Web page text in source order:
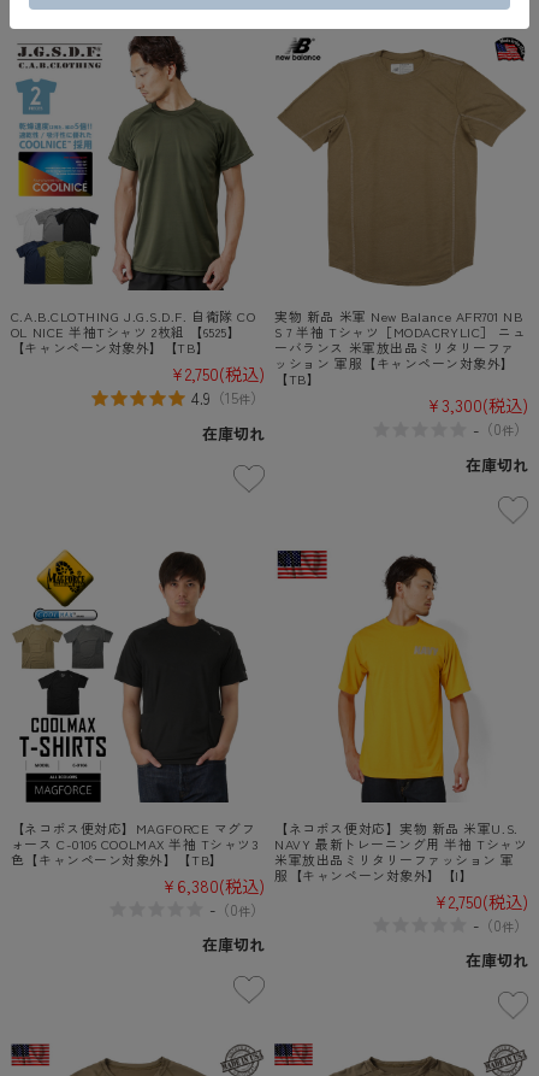
C.A.B.CLOTHING J.G.S.D.F. 自衛隊 CO
OL NICE 半袖Tシャツ 2枚組 【6525】
【キャンペーン対象外】【TB】
¥2,750(税込)
4.9 （15件）
在庫切れ
実物 新品 米軍 New Balance AFR701 NB
S 7 半袖 Tシャツ［MODACRYLIC］ ニュ
ーバランス 米軍放出品ミリタリーファ
ッション 軍服【キャンペーン対象外】
【TB】
¥3,300(税込)
- （0件）
在庫切れ
【ネコポス便対応】MAGFORCE マグフ
ォース C-0106 COOLMAX 半袖 Tシャツ3
色【キャンペーン対象外】【TB】
¥6,380(税込)
-（0件）
在庫切れ
【ネコポス便対応】実物 新品 米軍U.S.
NAVY 最新トレーニング用 半袖 Tシャツ
米軍放出品ミリタリーファッション 軍
服【キャンペーン対象外】【I】
¥2,750(税込)
- （0件）
在庫切れ